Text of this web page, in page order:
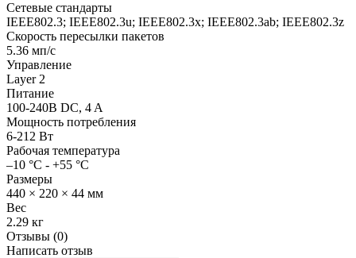
Сетевые стандарты
IEEE802.3; IEEE802.3u; IEEE802.3x; IEEE802.3ab; IEEE802.3z
Скорость пересылки пакетов
5.36 мп/с
Управление
Layer 2
Питание
100-240В DC, 4 A
Мощность потребления
6-212 Вт
Рабочая температура
–10 °C - +55 °C
Размеры
440 × 220 × 44 мм
Вес
2.29 кг
Отзывы (0)
Написать отзыв